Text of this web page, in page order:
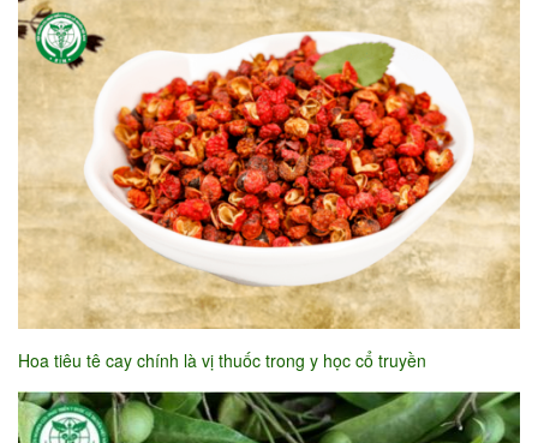
Hoa tiêu tê cay chính là vị thuốc trong y học cổ truyền